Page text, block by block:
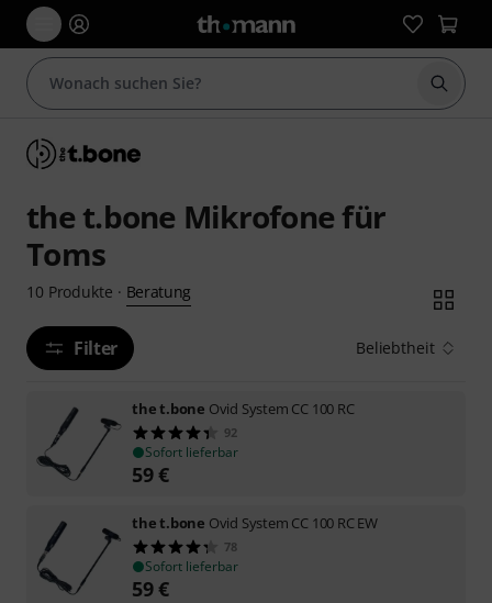
Suche
the t.bone Mikrofone für
Toms
10 Produkte · Beratung
Filter Beliebtheit
the t.bone Ovid System CC 100 RC
92
Sofort lieferbar
59€
the t.bone Ovid System CC 100 RC EW
78
Sofort lieferbar
59€